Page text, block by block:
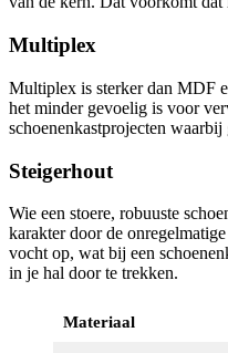
Multiplex
Multiplex is sterker dan MDF
het minder gevoelig is voor
schoenenkastprojecten
Steigerhout
Wie een stoere, robuuste
karakter door de
vocht op, wat bij een
in je hal door te trekken.
Materiaal